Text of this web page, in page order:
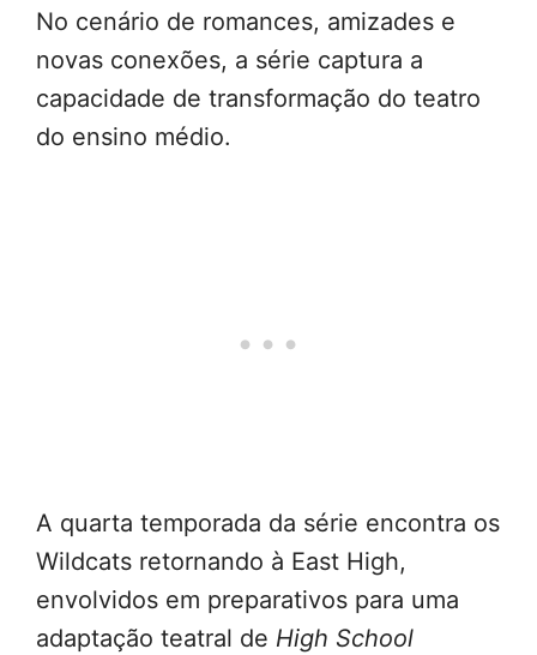
No cenário de romances, amizades e
novas conexões, a série captura a
capacidade de transformação do teatro
do ensino médio.
A quarta temporada da série encontra os
Wildcats retornando à East High,
envolvidos em preparativos para uma
adaptação teatral de High School